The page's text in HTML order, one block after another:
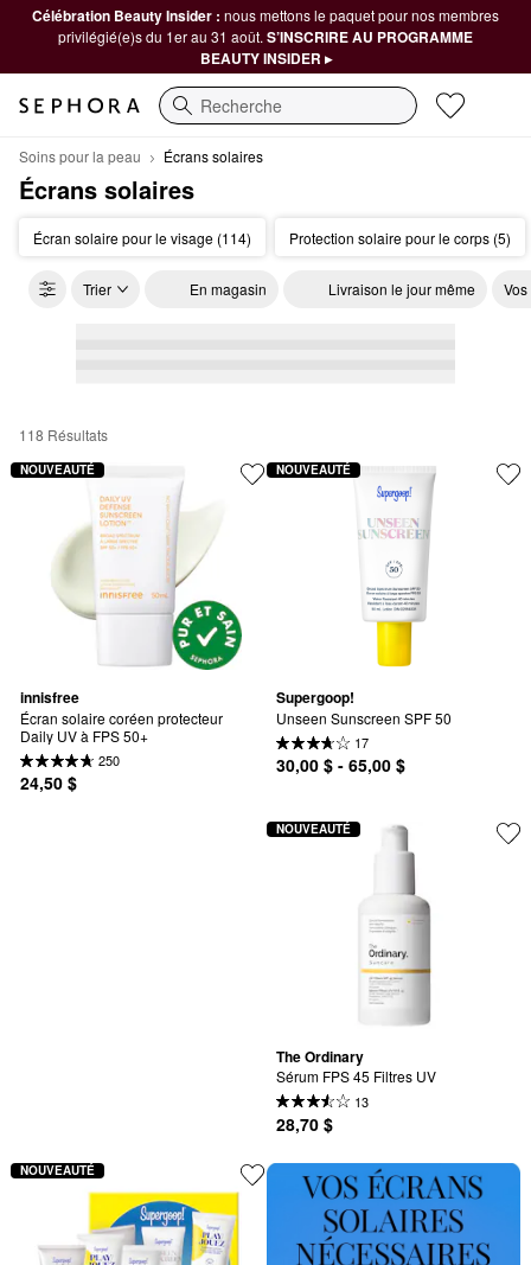
Célébration Beauty Insider : nous mettons le paquet pour nos membres
privilégié(e)s du 1er au 31 août. S’INSCRIRE AU PROGRAMME
BEAUTY INSIDER ▸
Recherche
Soins pour la peau Écrans solaires
Écrans solaires
Écran solaire pour le visage (114) Protection solaire pour le corps (5)
Trier En magasin Livraison le jour même
Écrans solaires
118 Résultats
innisfree
Écran solaire coréen protecteur
Daily UV à FPS 50+
250
24,50 $
NOUVEAUTÉ
Supergoop!
Unseen Sunscreen SPF 50
17
30,00 $ - 65,00 $
NOUVEAUTÉ
The Ordinary
Sérum FPS 45 Filtres UV
13
28,70 $
NOUVEAUTÉ
NOUVEAUTÉ